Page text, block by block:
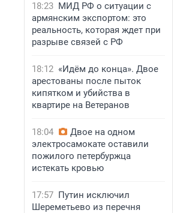
18:23 МИД РФ о ситуации с
армянским экспортом: это
реальность, которая ждет при
разрыве связей с РФ
18:12 «Идём до конца». Двое
арестованы после пыток
кипятком и убийства в
квартире на Ветеранов
18:04
Двое на одном
электросамокате оставили
пожилого петербуржца
истекать кровью
17:57 Путин исключил
Шереметьево из перечня